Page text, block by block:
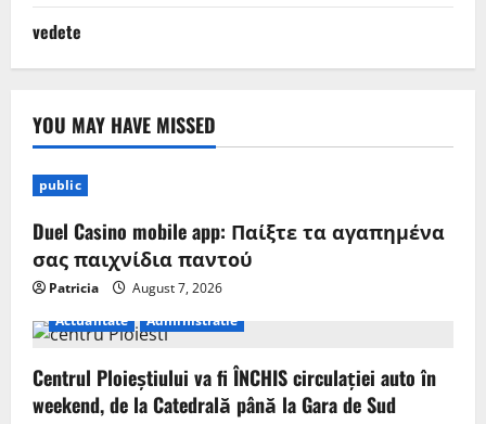
vedete
YOU MAY HAVE MISSED
public
Duel Casino mobile app: Παίξτε τα αγαπημένα
σας παιχνίδια παντού
Patricia
August 7, 2026
Actualitate
Administratie
Centrul Ploieștiului va fi ÎNCHIS circulației auto în
weekend, de la Catedrală până la Gara de Sud